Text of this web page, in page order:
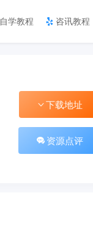
自学教程 咨讯教程
下载地址
资源点评